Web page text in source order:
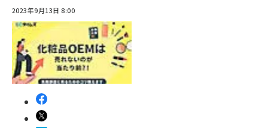
2023年9月13日 8:00